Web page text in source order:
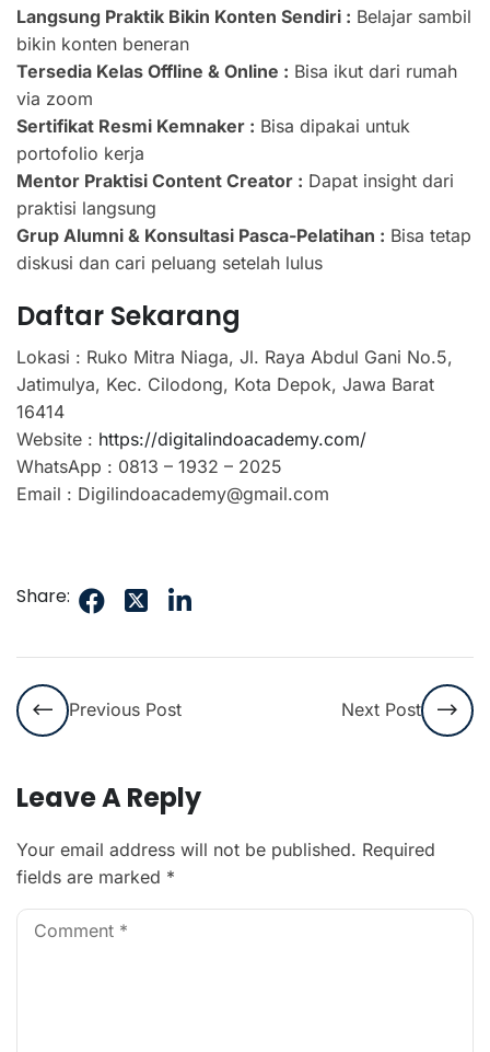
Langsung Praktik Bikin Konten Sendiri : Belajar sambil
bikin konten beneran
Tersedia Kelas Offline & Online : Bisa ikut dari rumah
via zoom
Sertifikat Resmi Kemnaker : Bisa dipakai untuk
portofolio kerja
Mentor Praktisi Content Creator : Dapat insight dari
praktisi langsung
Grup Alumni & Konsultasi Pasca-Pelatihan : Bisa tetap
diskusi dan cari peluang setelah lulus
Daftar Sekarang
Lokasi : Ruko Mitra Niaga, Jl. Raya Abdul Gani No.5,
Jatimulya, Kec. Cilodong, Kota Depok, Jawa Barat
16414
Website : https://digitalindoacademy.com/
WhatsApp : 0813 – 1932 – 2025
Email : Digilindoacademy@gmail.com
Share:
Previous Post Next Post
Leave A Reply
Your email address will not be published. Required
fields are marked *